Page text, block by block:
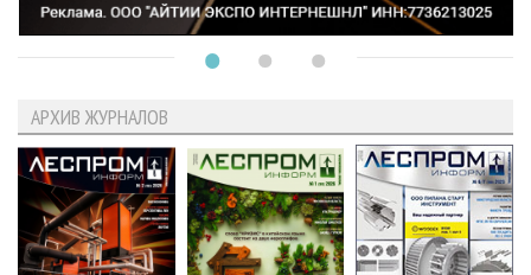
АРХИВ ЖУРНАЛОВ